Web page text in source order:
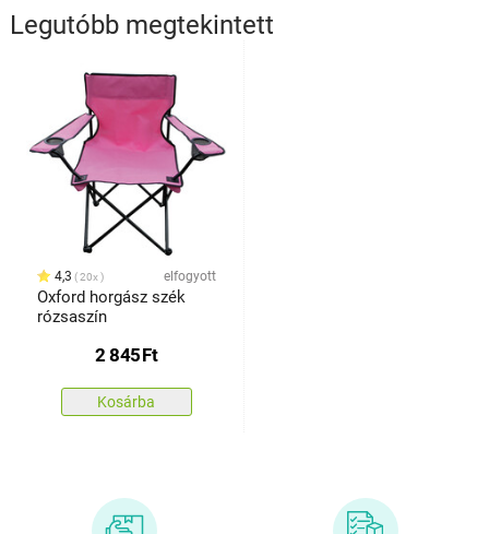
Legutóbb megtekintett
4,3 20x elfogyott
Oxford horgász szék
rózsaszín
2 845Ft
Kosárba